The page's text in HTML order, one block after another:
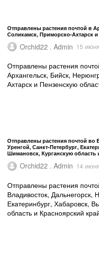
Отправлены растения почтой в
Соликамск, Приморско-Ахтарск
Orchid22 . Admin 15
Отправлены растения
Архангельск, Бийск,
Ахтарск и Пензенскую
Отправлены растения почтой во
Уренгой, Санкт-Петербург,
Шимановск, Курганскую область
Orchid22 . Admin 14
Отправлены растения
Владивосток, Дальнегорск,
Екатеринбург, Хабаровск,
область и Красноярский